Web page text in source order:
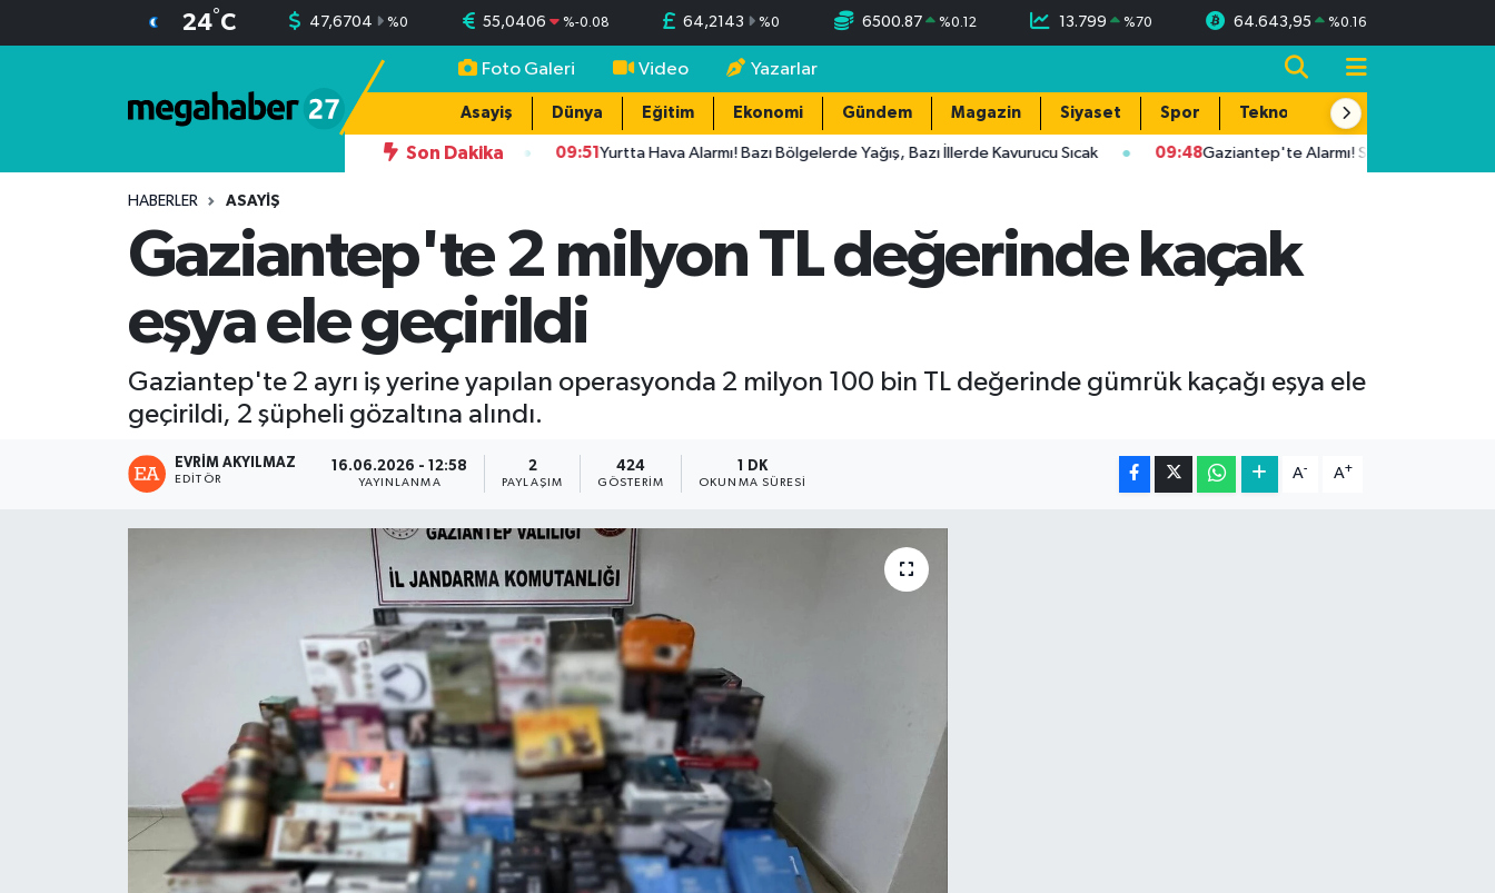
24°C 47,6704 %0 55,0406 %-0.08 64,2143 %0 6500.87 %0.12 13.799 %70 64.643,95 %0.16
Foto Galeri Video Yazarlar
Asayiş Dünya Eğitim Ekonomi Gündem Magazin Siyaset Spor Teknoloji
Son Dakika
YAZDIĞI 242 OYDAN 174 OYLA İLÇE BAŞKANI OLUYOR 09:51 Yurtta Hava Alarmı! Bazı Bölgelerde Yağış, Bazı İllerde Kavurucu Sıcak 09:48 Gaziantep'te Alarmı! Sıcaklık 39 Dereceye
HABERLER ASAYIŞ
Gaziantep'te 2 milyon TL değerinde kaçak
eşya ele geçirildi
Gaziantep'te 2 ayrı iş yerine yapılan operasyonda 2 milyon 100 bin TL değerinde gümrük kaçağı eşya ele
geçirildi, 2 şüpheli gözaltına alındı.
EVRIM AKYILMAZ
EDITÖR
16.06.2026 - 12:58
YAYINLANMA
2
PAYLAŞIM
424
GÖSTERIM
1 DK
OKUNMA SÜRESI
A- A+
Süper Lig Puan Durumu ve Fikstür
Tüm Manşetler
Son Dakika Haberleri
Haber Arşivi